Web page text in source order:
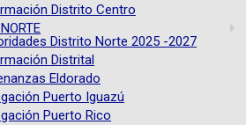
Distrito Centro
Distrito Norte 2025 -2027
Distrital
Eldorado
Puerto Iguazú
Puerto Rico